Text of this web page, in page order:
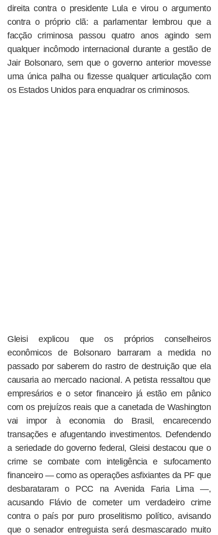
direita contra o presidente Lula e virou o argumento
contra o próprio clã: a parlamentar lembrou que a
facção criminosa passou quatro anos agindo sem
qualquer incômodo internacional durante a gestão de
Jair Bolsonaro, sem que o governo anterior movesse
uma única palha ou fizesse qualquer articulação com
os Estados Unidos para enquadrar os criminosos.
Gleisi explicou que os próprios conselheiros
econômicos de Bolsonaro barraram a medida no
passado por saberem do rastro de destruição que ela
causaria ao mercado nacional. A petista ressaltou que
empresários e o setor financeiro já estão em pânico
com os prejuízos reais que a canetada de Washington
vai impor à economia do Brasil, encarecendo
transações e afugentando investimentos. Defendendo
a seriedade do governo federal, Gleisi destacou que o
crime se combate com inteligência e sufocamento
financeiro — como as operações asfixiantes da PF que
desbarataram o PCC na Avenida Faria Lima —,
acusando Flávio de cometer um verdadeiro crime
contra o país por puro proselitismo político, avisando
que o senador entreguista será desmascarado muito